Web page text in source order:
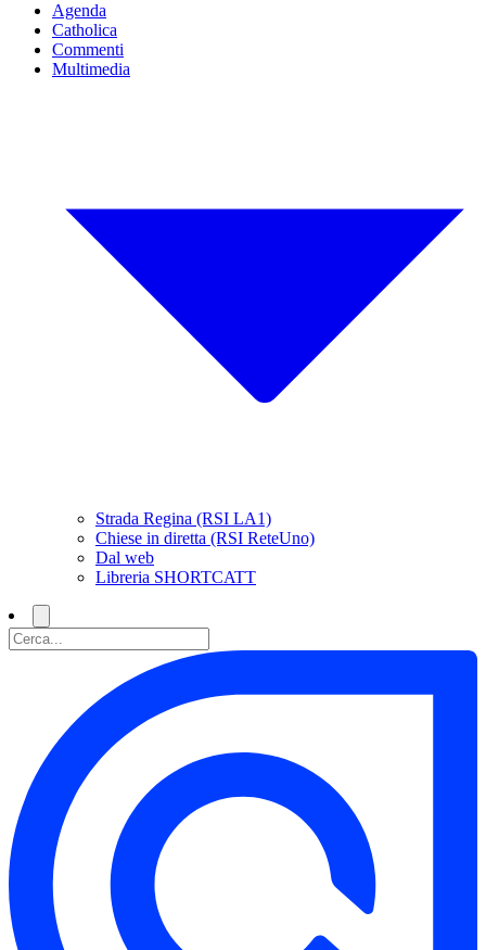
Agenda
Catholica
Commenti
Multimedia
Strada Regina (RSI LA1)
Chiese in diretta (RSI ReteUno)
Dal web
Libreria SHORTCATT